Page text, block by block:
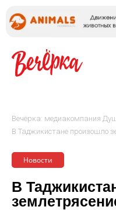
Вечёрка: медиакомпания
В Таджикистане произошло
Новости
В